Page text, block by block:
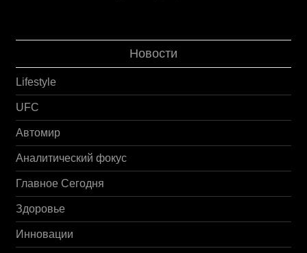
Новости
Lifestyle
UFC
Автомир
Аналитический фокус
Главное Сегодня
Здоровье
Инновации